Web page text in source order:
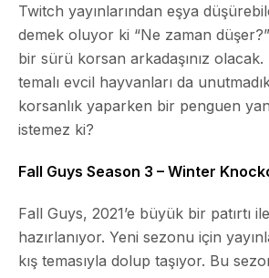
Twitch yayınlarından eşya
demek oluyor ki “Ne zaman
bir sürü korsan arkadaşınız olacak.
temalı evcil hayvanları da
korsanlık yaparken bir penguen
istemez ki?
Fall Guys Season 3 – Winter
Fall Guys, 2021’e büyük bir patırtı
hazırlanıyor. Yeni sezonu için
kış temasıyla dolup taşıyor. Bu